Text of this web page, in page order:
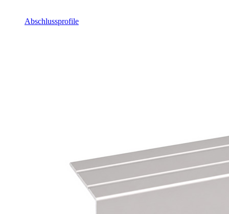
Abschlussprofile